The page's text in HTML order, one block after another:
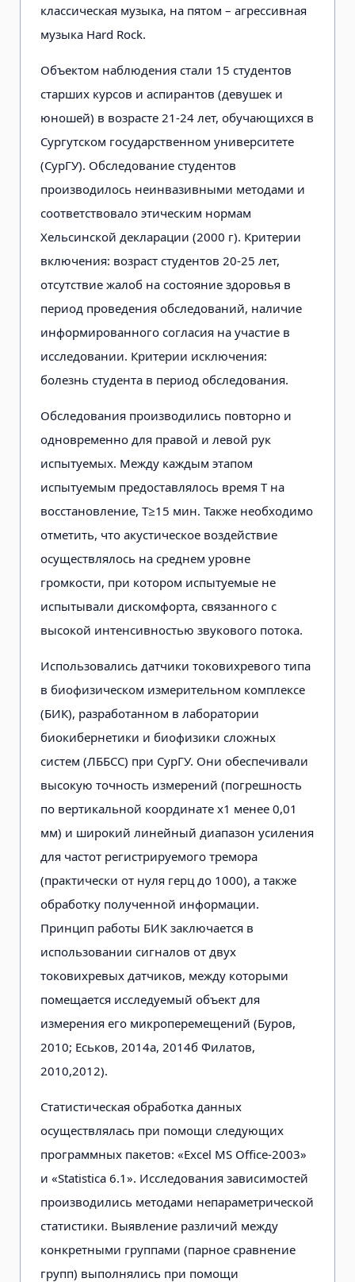
классическая музыка, на пятом – агрессивная
музыка Hard Rock.
Объектом наблюдения стали 15 сту­дентов
старших курсов и аспирантов (девушек и
юношей) в возрасте 21-24 лет, обучающихся в
Сургутском государствен­ном университете
(СурГУ). Обследование студентов
производилось неинвазивны­ми методами и
соответствовало этическим нормам
Хельсинской декларации (2000 г). Критерии
включения: возраст студентов 20-25 лет,
отсутствие жалоб на состояние здоровья в
период проведения обследований, наличие
информирован­ного согласия на участие в
исследовании. Критерии исключения:
болезнь студента в период обследования.
Обследования производились повтор­но и
одновременно для правой и левой рук
испытуемых. Между каждым этапом
испытуемым предоставлялось время T на
восстановление, T≥15 мин. Также необходимо
отметить, что акустическое воз­действие
осуществлялось на среднем уровне
громкости, при котором испыту­емые не
испытывали дискомфорта, свя­занного с
высокой интенсивностью зву­кового потока.
Использовались датчики токовихре­вого типа
в биофизическом измеритель­ном комплексе
(БИК), разработанном в лаборатории
биокибернетики и биофи­зики сложных
систем (ЛББСС) при СурГУ. Они обеспечивали
высокую точность из­мерений (погрешность
по вертикальной координате х1 менее 0,01
мм) и широкий линейный диапазон усиления
для частот регистрируемого тремора
(практически от нуля герц до 1000), а также
обработку полученной информации.
Принцип работы БИК заключается в
использовании сигналов от двух
токовихревых датчиков, между которыми
помещается исследуе­мый объект для
измерения его микропе­ремещений (Буров,
2010; Еськов, 2014а, 2014б Филатов,
2010,2012).
Статистическая обработка данных
осуществлялась при помощи следую­щих
программных пакетов: «Excel MS Office-2003»
и «Statistica 6.1». Исследо­вания зависимостей
производились методами непараметрической
статистики. Выявление различий между
конкретны­ми группами (парное сравнение
групп) выполнялись при помощи